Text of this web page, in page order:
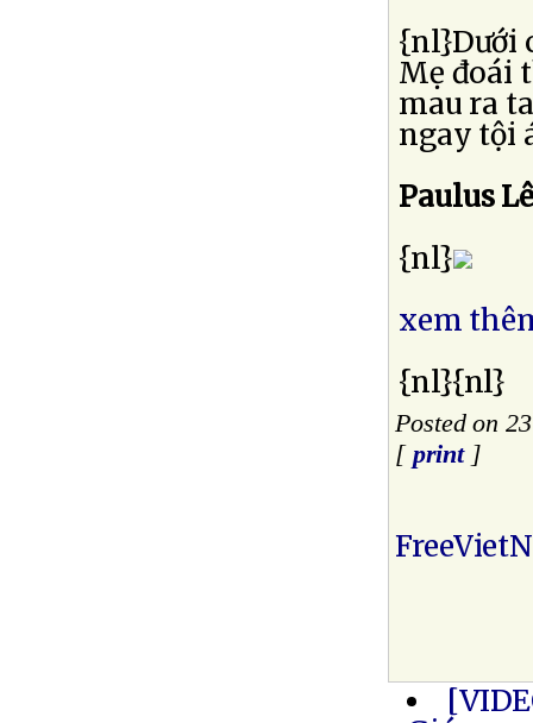
{nl}Dưới
Mẹ đoái
mau ra
ngay tội
Paulus
{nl}
xem
{nl}{nl}
Posted on
[ print]